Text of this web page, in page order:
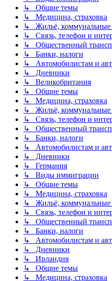
↳ Общие темы
↳ Медицина, страховка
↳ Жильё, коммунальные
↳ Связь, телефон и
↳ Общественный
↳ Банки, налоги
↳ Автомобилистам и
↳ Дневники
↳ Великобритания
↳ Общие темы
↳ Медицина, страховка
↳ Жильё, коммунальные
↳ Связь, телефон и
↳ Общественный
↳ Банки, налоги
↳ Автомобилистам и
↳ Дневники
↳ Германия
↳ Виды иммиграции
↳ Общие темы
↳ Медицина, страховка
↳ Жильё, коммунальные
↳ Связь, телефон и
↳ Общественный
↳ Банки, налоги
↳ Автомобилистам и
↳ Дневники
↳ Ирландия
↳ Общие темы
↳ Медицина, страховка